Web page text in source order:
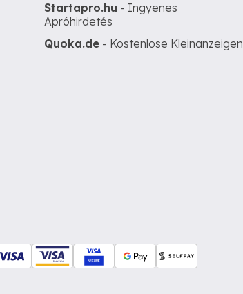
Startapro.hu - Ingyenes
Apróhirdetés
Quoka.de - Kostenlose Kleinanzeigen